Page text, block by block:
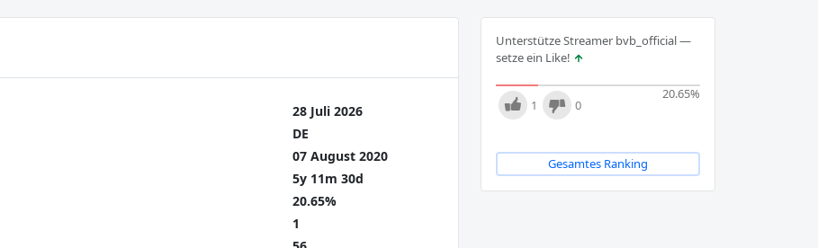
Unterstütze Streamer bvb_official —
setze ein Like!
20.65%
1 0
Gesamtes Ranking
28 Juli 2026
DE
07 August 2020
5y 11m 30d
20.65%
1